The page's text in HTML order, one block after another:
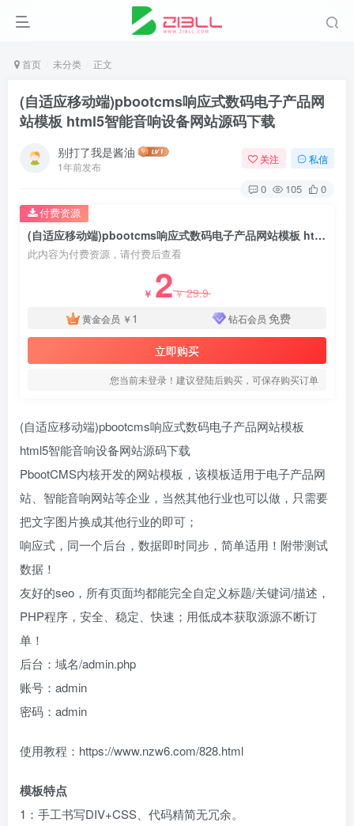
首页 未分类 正文
(自适应移动端)pbootcms响应式数码电子产品网
站模板 html5智能音响设备网站源码下载
别打了我是酱油
1年前发布
关注 私信
0 105 0
(自适应移动端)pbootcms响应式数码电子产品网站模板 html5智能音响设备网站源码下载
此内容为付费资源，请付费后查看
￥ 2￥29.9
黄金会员 ￥ 1 钻石会员 免费
立即购买
您当前未登录！建议登陆后购买，可保存购买订单
付费资源
(自适应移动端)pbootcms响应式数码电子产品网站模板
html5智能音响设备网站源码下载
PbootCMS内核开发的网站模板，该模板适用于电子产品网
站、智能音响网站等企业，当然其他行业也可以做，只需要
把文字图片换成其他行业的即可；
响应式，同一个后台，数据即时同步，简单适用！附带测试
数据！
友好的seo，所有页面均都能完全自定义标题/关键词/描述，
PHP程序，安全、稳定、快速；用低成本获取源源不断订
单！
后台：域名/admin.php
账号：admin
密码：admin
使用教程：https://www.nzw6.com/828.html
模板特点
1：手工书写DIV+CSS、代码精简无冗余。